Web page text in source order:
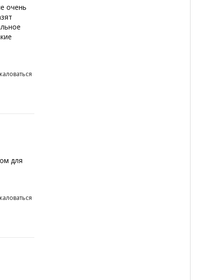
очень
для